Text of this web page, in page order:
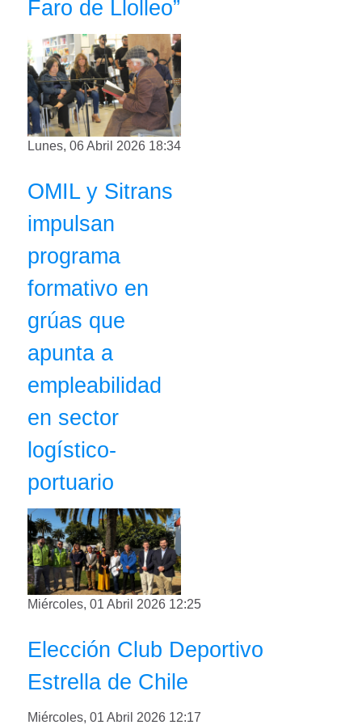
Faro de Llolleo”
Lunes, 06 Abril 2026 18:34
OMIL y Sitrans
impulsan
programa
formativo en
grúas que
apunta a
empleabilidad
en sector
logístico-
portuario
Miércoles, 01 Abril 2026 12:25
Elección Club Deportivo
Estrella de Chile
Miércoles, 01 Abril 2026 12:17